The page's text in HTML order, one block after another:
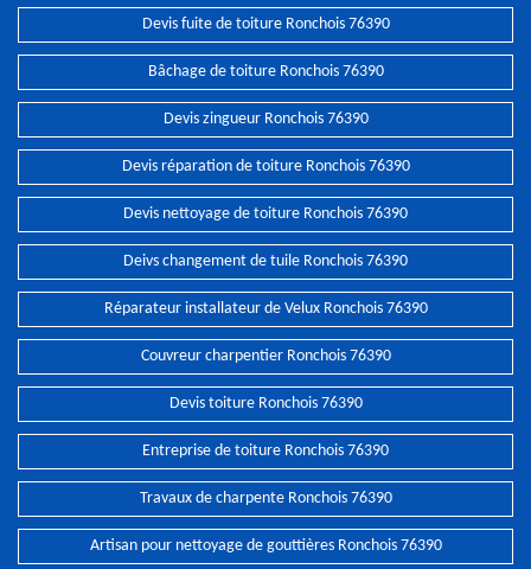
Devis fuite de toiture Ronchois 76390
Bâchage de toiture Ronchois 76390
Devis zingueur Ronchois 76390
Devis réparation de toiture Ronchois 76390
Devis nettoyage de toiture Ronchois 76390
Deivs changement de tuile Ronchois 76390
Réparateur installateur de Velux Ronchois 76390
Couvreur charpentier Ronchois 76390
Devis toiture Ronchois 76390
Entreprise de toiture Ronchois 76390
Travaux de charpente Ronchois 76390
Artisan pour nettoyage de gouttières Ronchois 76390